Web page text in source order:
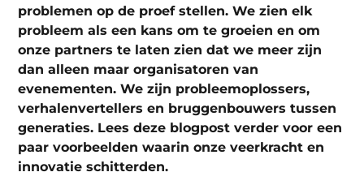
problemen op de proef stellen. We zien elk
probleem als een kans om te groeien en om
onze partners te laten zien dat we meer zijn
dan alleen maar organisatoren van
evenementen. We zijn probleemoplossers,
verhalenvertellers en bruggenbouwers tussen
generaties. Lees deze blogpost verder voor een
paar voorbeelden waarin onze veerkracht en
innovatie schitterden.